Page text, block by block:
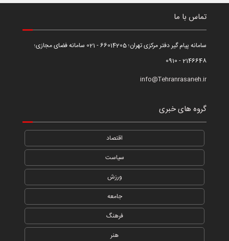
تماس با ما
سامانه پیام گیر دفتر مرکزی تهران؛ 66014205 - 021 سامانه فضای مجازی؛
2146648 - 0910
info@Tehranrasaneh.ir
گروه های خبری
اقتصاد
سیاست
ورزش
جامعه
فرهنگ
هنر